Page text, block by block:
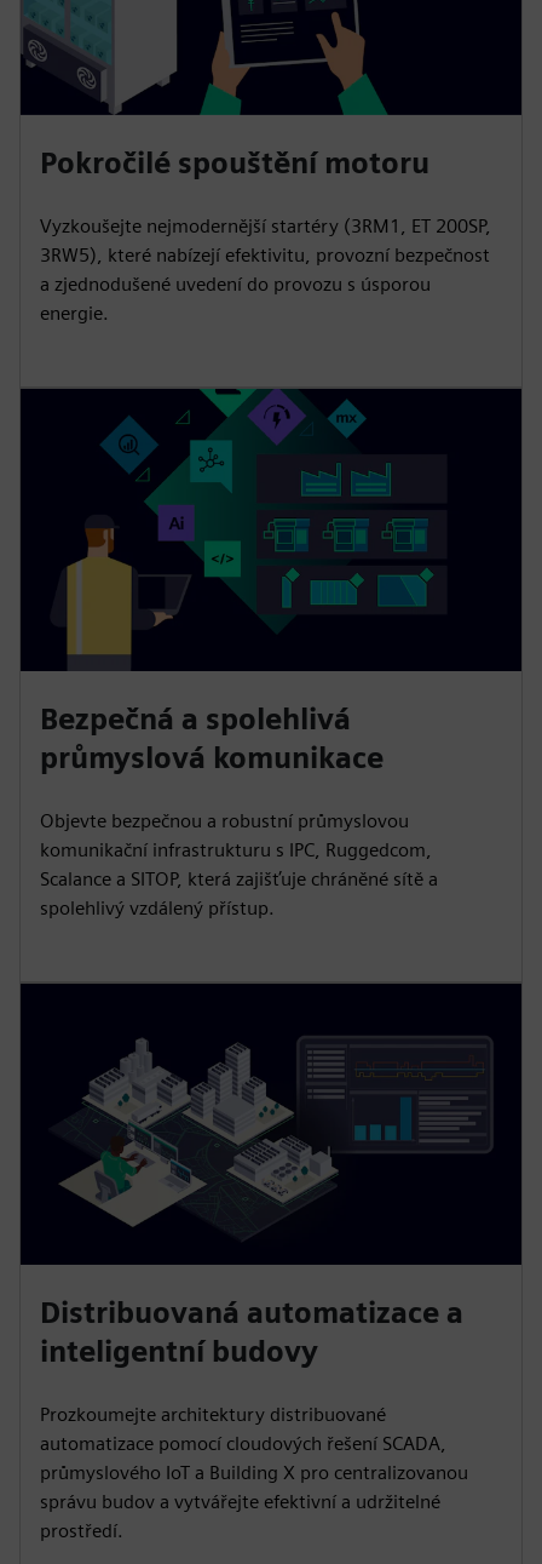
Pokročilé spouštění motoru
Vyzkoušejte nejmodernější startéry (3RM1, ET 200SP,
3RW5), které nabízejí efektivitu, provozní bezpečnost
a zjednodušené uvedení do provozu s úsporou
energie.
Bezpečná a spolehlivá
průmyslová komunikace
Objevte bezpečnou a robustní průmyslovou
komunikační infrastrukturu s IPC, Ruggedcom,
Scalance a SITOP, která zajišťuje chráněné sítě a
spolehlivý vzdálený přístup.
Distribuovaná automatizace a
inteligentní budovy
Prozkoumejte architektury distribuované
automatizace pomocí cloudových řešení SCADA,
průmyslového IoT a Building X pro centralizovanou
správu budov a vytvářejte efektivní a udržitelné
prostředí.